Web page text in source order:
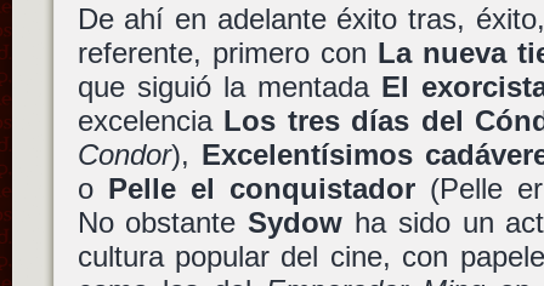
De ahí en adelante éxito tras,
referente, primero con La nueva
que siguió la mentada El
excelencia Los tres días del
Condor), Excelentísimos
o Pelle el conquistador (Pelle
No obstanteSydow ha sido un
cultura popular del cine, con